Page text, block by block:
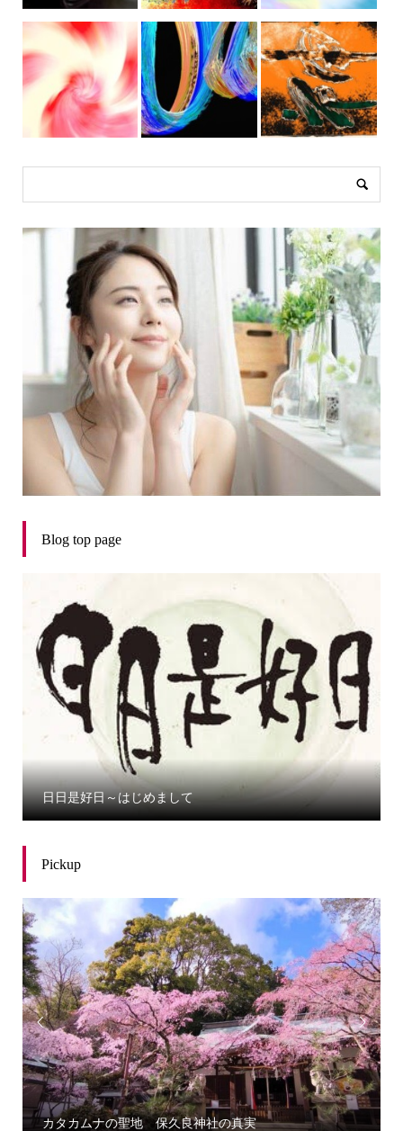
Blog top page
日日是好日～はじめまして
Pickup

カタカムナの聖地 保久良神社の真実
